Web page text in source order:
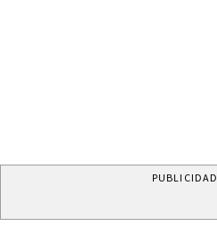
PUBLICIDAD